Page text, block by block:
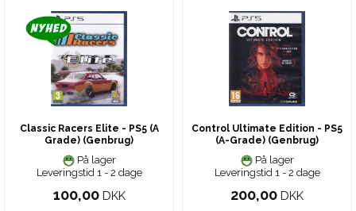
Classic Racers Elite - PS5 (A
Grade) (Genbrug)
På lager
Leveringstid 1 - 2 dage
100,00 DKK
Control Ultimate Edition - PS5
(A-Grade) (Genbrug)
På lager
Leveringstid 1 - 2 dage
200,00 DKK